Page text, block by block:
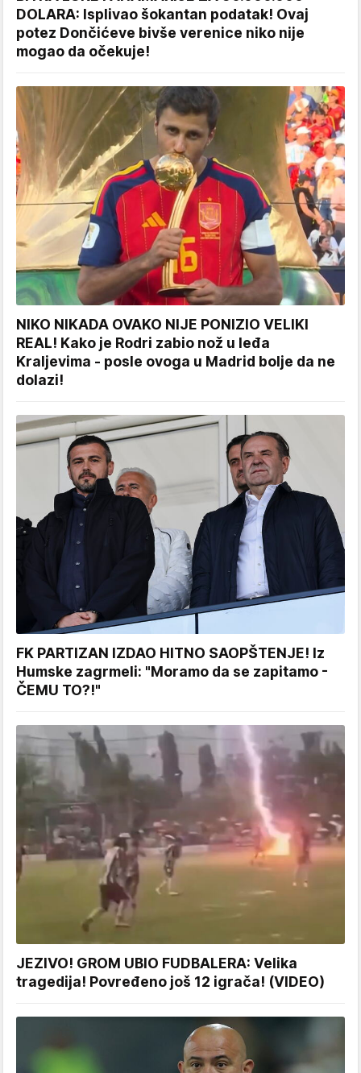
DOLARA: Isplivao šokantan podatak! Ovaj
potez Dončićeve bivše verenice niko nije
mogao da očekuje!
NIKO NIKADA OVAKO NIJE PONIZIO VELIKI
REAL! Kako je Rodri zabio nož u leđa
Kraljevima - posle ovoga u Madrid bolje da ne
dolazi!
FK PARTIZAN IZDAO HITNO SAOPŠTENJE! Iz
Humske zagrmeli: "Moramo da se zapitamo -
ČEMU TO?!"
JEZIVO! GROM UBIO FUDBALERA: Velika
tragedija! Povređeno još 12 igrača! (VIDEO)